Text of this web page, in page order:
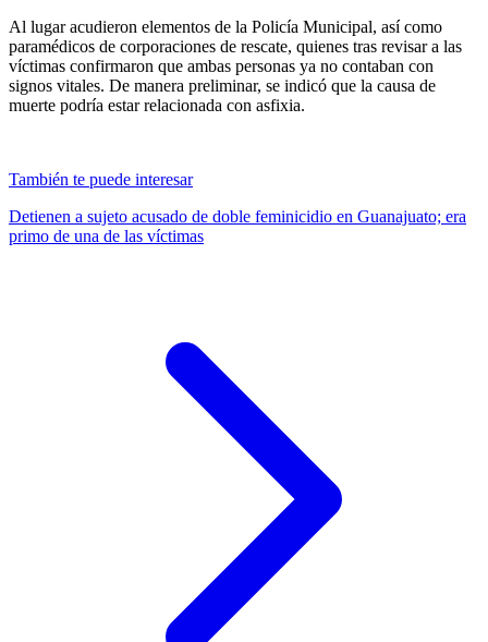
Al lugar acudieron elementos de la Policía Municipal, así como
paramédicos de corporaciones de rescate, quienes tras revisar a las
víctimas confirmaron que ambas personas ya no contaban con
signos vitales. De manera preliminar, se indicó que la causa de
muerte podría estar relacionada con asfixia.
También te puede interesar
Detienen a sujeto acusado de doble feminicidio en Guanajuato; era
primo de una de las víctimas